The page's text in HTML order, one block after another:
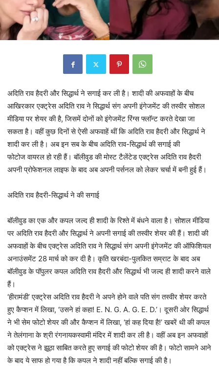
अदिति राव हैदरी और सिद्धार्थ ने सगाई कर ली है। शादी की अफवाहों के बीच
आखिरकार एक्ट्रेस अदिति राव ने सिद्धार्थ संग अपनी इंगेजमेंट की तस्वीर सोशल
मीडिया पर शेयर की है, जिसमें दोनों को इंगेजमेंट रिंग्स फ्लाॅन्ट करते देखा जा
सकता है। वहीं कुछ दिनों से ऐसी अफवाहें थीं कि अदिति राव हैदरी और सिद्धार्थ ने
शादी कर ली है। अब इन सब के बीच अदिति राव-सिद्धार्थ की सगाई की
फोटोज वायरल हो रही हैं। बॉलीवुड की मोस्ट टैलेंटेड एक्ट्रेस अदिति राव हैदरी
अपनी प्रोफेशनल लाइफ के बाद अब अपनी पर्सनल को लेकर चर्चा में बनी हुई हैं।
अदिति राव हैदरी-सिद्धार्थ ने की सगाई
बॉलीवुड का एक और कपल जल्द ही शादी के रिश्ते में बंधने वाला है। सोशल मीडिया
पर अदिति राव हैदरी और सिद्धार्थ ने अपनी सगाई की तस्वीर शेयर की हैं। शादी की
अफवाहों के बीच एक्ट्रेस अदिति राव ने सिद्धार्थ संग अपनी इंगेजमेंट की ऑफिशियल
अनाउंसमेंट 28 मार्च को कर दी है। कृति खरबंदा-पुलकित सम्राट के बाद अब
बॉलीवुड के पॉपुलर कपल अदिति राव हैदरी और सिद्धार्थ भी जल्द ही शादी करने वाले
हैं।
‘हीरामंडी’ एक्ट्रेस अदिति राव हैदरी ने अपने होने वाले पति संग तस्वीर शेयर करते
हुए कैप्शन में लिखा, ‘उसने हां कहा! E. N. G. A. G. E. D.’। दूसरी ओर सिद्धार्थ
ने भी सेम फोटो शेयर की और कैप्शन में लिखा, ‘हां कह दिया है!’ खबरें थी की कपल
ने तेलंगाना के श्री रंगनायकस्वामी मंदिर में शादी कर ली है। वहीं अब इन अफवाहों
को एक्ट्रेस ने झूठा साबित करते हुए सगाई की फोटो शेयर की है। फोटो सामने आने
के बाद ये साफ हो गया है कि कपल ने शादी नहीं बल्कि सगाई की है।